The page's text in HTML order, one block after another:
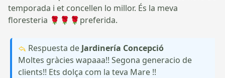
temporada i et concellen lo millor. És la meva
floresteria 🌹🌹🌹preferida.
Respuesta de Jardinería Concepció
Moltes gràcies wapaaa!! Segona generacio de
clients!! Ets dolça com la teva Mare !!